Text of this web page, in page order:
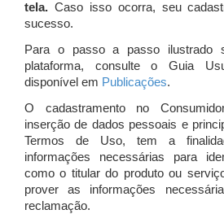
tela. Caso isso ocorra, seu
sucesso.
Para o passo a passo ilustrado
plataforma, consulte o Guia
disponível em Publicações.
O cadastramento no
inserção de dados pessoais e
Termos de Uso, tem a
informações necessárias para
como o titular do produto ou
prover as informações
reclamação.